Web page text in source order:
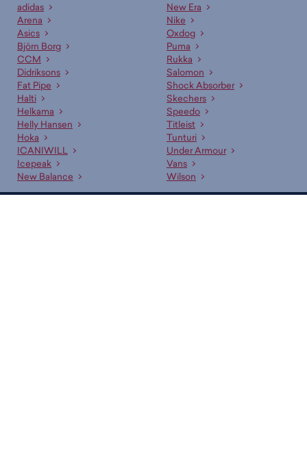
adidas
Arena
Asics
Björn Borg
CCM
Didriksons
Fat Pipe
Halti
Helkama
Helly Hansen
Hoka
ICANIWILL
Icepeak
New Balance
New Era
Nike
Oxdog
Puma
Rukka
Salomon
Shock Absorber
Skechers
Speedo
Titleist
Tunturi
Under Armour
Vans
Wilson